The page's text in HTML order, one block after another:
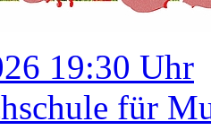
19:30 Uhr
für